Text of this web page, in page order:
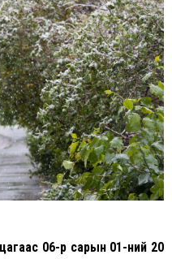
06-р сарын 01-ний 20